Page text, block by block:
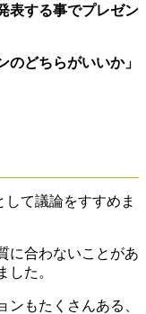
表する事でプレゼン
のどちらがいいか」
て議論をすすめま
に合わないことがあ
した。
もたくさんある、